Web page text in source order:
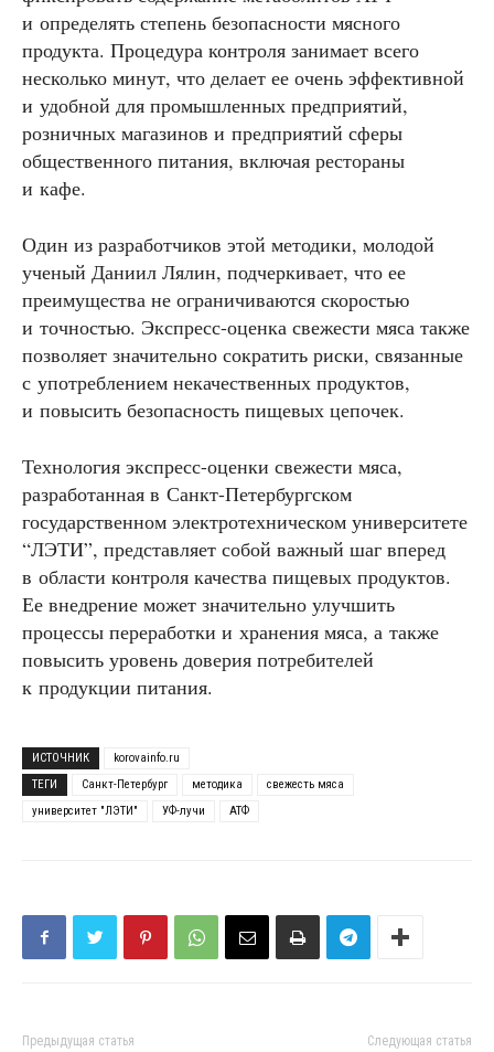
и определять степень безопасности мясного
продукта. Процедура контроля занимает всего
несколько минут, что делает ее очень эффективной
и удобной для промышленных предприятий,
розничных магазинов и предприятий сферы
общественного питания, включая рестораны
и кафе.
Один из разработчиков этой методики, молодой
ученый Даниил Лялин, подчеркивает, что ее
преимущества не ограничиваются скоростью
и точностью. Экспресс-оценка свежести мяса также
позволяет значительно сократить риски, связанные
с употреблением некачественных продуктов,
и повысить безопасность пищевых цепочек.
Технология экспресс-оценки свежести мяса,
разработанная в Санкт-Петербургском
государственном электротехническом университете
“ЛЭТИ”, представляет собой важный шаг вперед
в области контроля качества пищевых продуктов.
Ее внедрение может значительно улучшить
процессы переработки и хранения мяса, а также
повысить уровень доверия потребителей
к продукции питания.
ИСТОЧНИК
korovainfo.ru
ТЕГИ
Санкт-Петербург методика
свежесть мяса
университет "ЛЭТИ"
УФ-лучи АТФ
Предыдущая статья Следующая статья